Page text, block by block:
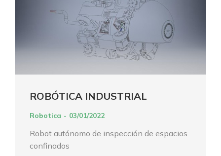
ROBÓTICA INDUSTRIAL
Robotica 03/01/2022
Robot autónomo de inspección de espacios
confinados